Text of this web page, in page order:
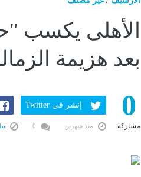
الأهلى
بعد هزيمة الزمالك 1/0 ..
0
مشاركة
إنشر فى Twitter
منذ شهرين